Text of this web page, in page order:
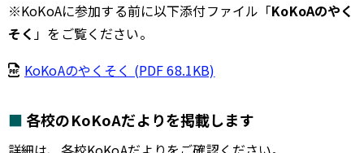
※KoKoAに参加する前に以下添付ファイル「KoKoAのやく
そく」をご覧ください。
KoKoAのやくそく (PDF 68.1KB)
各校のKoKoAだよりを掲載します